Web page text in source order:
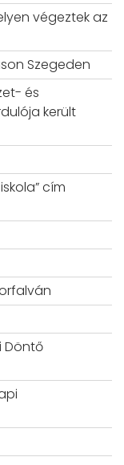
végeztek az
Szegeden
és
került
cím
Döntő